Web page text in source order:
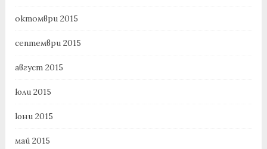
октомври 2015
септември 2015
август 2015
юли 2015
юни 2015
май 2015